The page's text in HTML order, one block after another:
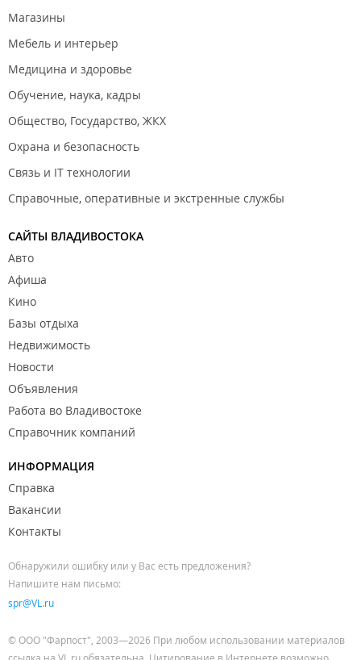
Магазины
Мебель и интерьер
Медицина и здоровье
Обучение, наука, кадры
Общество, Государство, ЖКХ
Охрана и безопасность
Связь и IT технологии
Справочные, оперативные и экстренные службы
САЙТЫ ВЛАДИВОСТОКА
Авто
Афиша
Кино
Базы отдыха
Недвижимость
Новости
Объявления
Работа во Владивостоке
Справочник компаний
ИНФОРМАЦИЯ
Справка
Вакансии
Контакты
Обнаружили ошибку или у Вас есть предложения?
Напишите нам письмо:
spr@VL.ru
© ООО "Фарпост", 2003—2026 При любом использовании материалов